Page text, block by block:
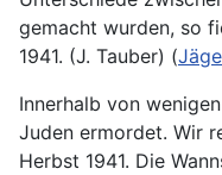
gemacht wurden, so
1941. (J. Tauber) (
Innerhalb von
Juden ermordet. Wir
Herbst 1941. Die